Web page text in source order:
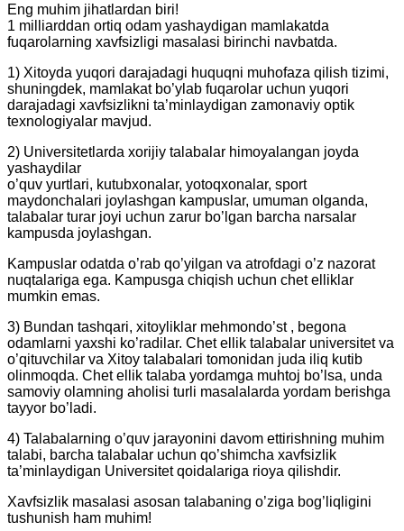
Eng muhim jihatlardan biri!
1 milliarddan ortiq odam yashaydigan mamlakatda
fuqarolarning xavfsizligi masalasi birinchi navbatda.
1) Xitoyda yuqori darajadagi huquqni muhofaza qilish tizimi,
shuningdek, mamlakat bo’ylab fuqarolar uchun yuqori
darajadagi xavfsizlikni ta’minlaydigan zamonaviy optik
texnologiyalar mavjud.
2) Universitetlarda xorijiy talabalar himoyalangan joyda
yashaydilar
o’quv yurtlari, kutubxonalar, yotoqxonalar, sport
maydonchalari joylashgan kampuslar, umuman olganda,
talabalar turar joyi uchun zarur bo’lgan barcha narsalar
kampusda joylashgan.
Kampuslar odatda o’rab qo’yilgan va atrofdagi o’z nazorat
nuqtalariga ega. Kampusga chiqish uchun chet elliklar
mumkin emas.
3) Bundan tashqari, xitoyliklar mehmondo’st , begona
odamlarni yaxshi ko’radilar. Chet ellik talabalar universitet va
o’qituvchilar va Xitoy talabalari tomonidan juda iliq kutib
olinmoqda. Chet ellik talaba yordamga muhtoj bo’lsa, unda
samoviy olamning aholisi turli masalalarda yordam berishga
tayyor bo’ladi.
4) Talabalarning o’quv jarayonini davom ettirishning muhim
talabi, barcha talabalar uchun qo’shimcha xavfsizlik
ta’minlaydigan Universitet qoidalariga rioya qilishdir.
Xavfsizlik masalasi asosan talabaning o’ziga bog’liqligini
tushunish ham muhim!